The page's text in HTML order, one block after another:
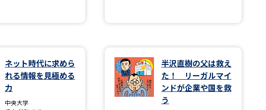
備 資料検索
ネット時代に求めら
れる情報を見極める
力
中央大学
半沢直樹の父は救え
た！ リーガルマイ
ンドが企業や国を救
う